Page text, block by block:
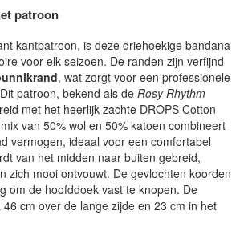
patroon
kantpatroon, is deze driehoekige bandana
voor elk seizoen. De randen zijn verfijnd
, wat zorgt voor een professionele
patroon, bekend als de Rosy Rhythm
met het heerlijk zachte DROPS Cotton
van 50% wol en 50% katoen combineert
vermogen, ideaal voor een comfortabel
van het midden naar buiten gebreid,
zich mooi ontvouwt. De gevlochten koorden
om de hoofddoek vast te knopen. De
cm over de lange zijde en 23 cm in het